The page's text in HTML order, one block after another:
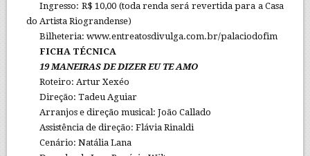
Ingresso: R$ 10,00 (toda renda será revertida para a Casa
do Artista Riograndense)
Bilheteria: www.entreatosdivulga.com.br/palaciodofim
FICHA TÉCNICA
19 MANEIRAS DE DIZER EU TE AMO
Roteiro: Artur Xexéo
Direção: Tadeu Aguiar
Arranjos e direção musical: João Callado
Assistência de direção: Flávia Rinaldi
Cenário: Natália Lana